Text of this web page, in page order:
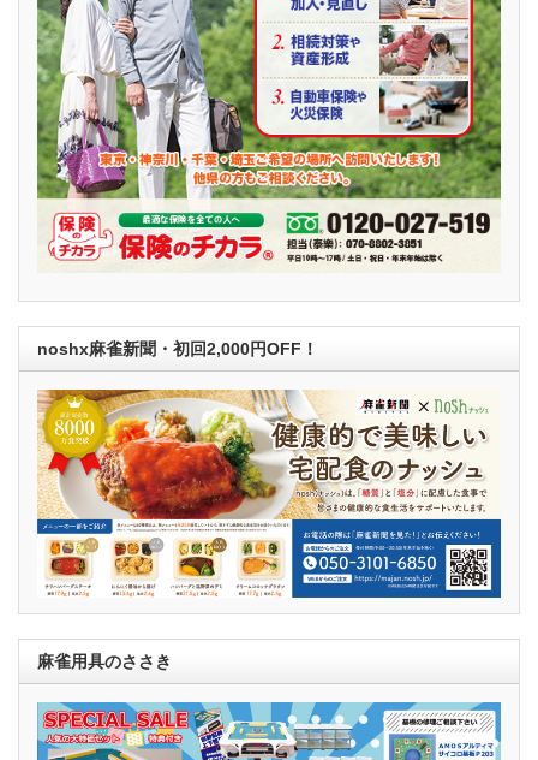
noshx麻雀新聞・初回2,000円OFF！
麻雀用具のささき